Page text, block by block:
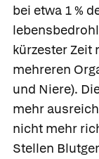
bei etwa 1 %
kürzester Zeit
mehreren
und Niere).
mehr
nicht mehr
Stellen